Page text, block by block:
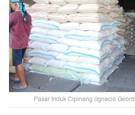
Pasar Induk Cipinang (Ignacio